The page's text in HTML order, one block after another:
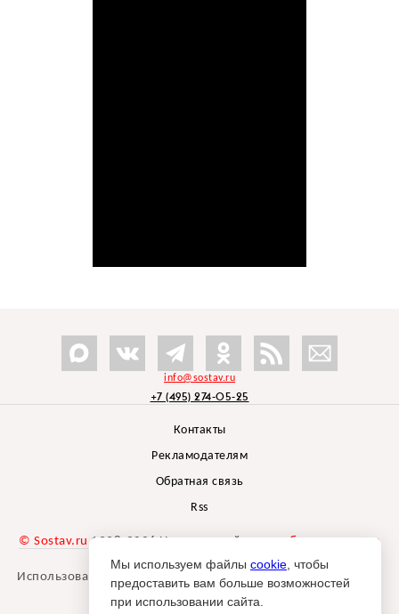
info@sostav.ru
+7 (495) 274-05-25
Контакты
Рекламодателям
Обратная связь
Rss
© Sostav.ru 1998-2026 Независимый проектбрендингового
агентства Depot
Использование материалов Sostav.ru допустимо только при
указании источника.
Мы используем файлы cookie , чтобы
предоставить вам больше возможностей
при использовании сайта.